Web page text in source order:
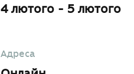
4 лютого - 5 лютого
Адреса